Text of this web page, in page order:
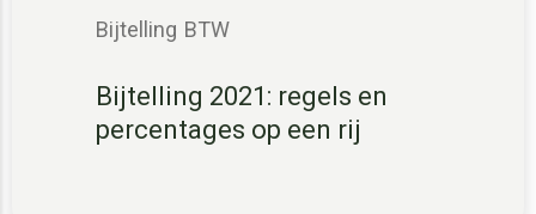
Bijtelling BTW
Bijtelling 2021: regels en
percentages op een rij